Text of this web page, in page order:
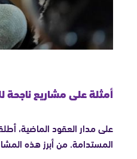
أمثلة على مشاريع ناجحة
على مدار العقود الماضية،
المستدامة. من أبرز هذه